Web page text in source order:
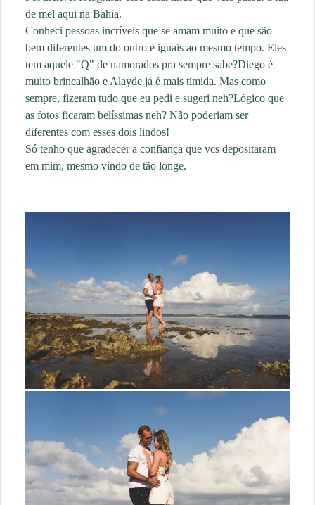
de mel aqui na Bahia.
Conheci pessoas incríveis que se amam muito e que são
bem diferentes um do outro e iguais ao mesmo tempo. Eles
tem aquele "Q" de namorados pra sempre sabe?Diego é
muito brincalhão e Alayde já é mais tímida. Mas como
sempre, fizeram tudo que eu pedi e sugeri neh?Lógico que
as fotos ficaram belíssimas neh? Não poderiam ser
diferentes com esses dois lindos!
Só tenho que agradecer a confiança que vcs depositaram
em mim, mesmo vindo de tão longe.